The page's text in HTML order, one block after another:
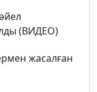
(ВИДЕО)
жасалған